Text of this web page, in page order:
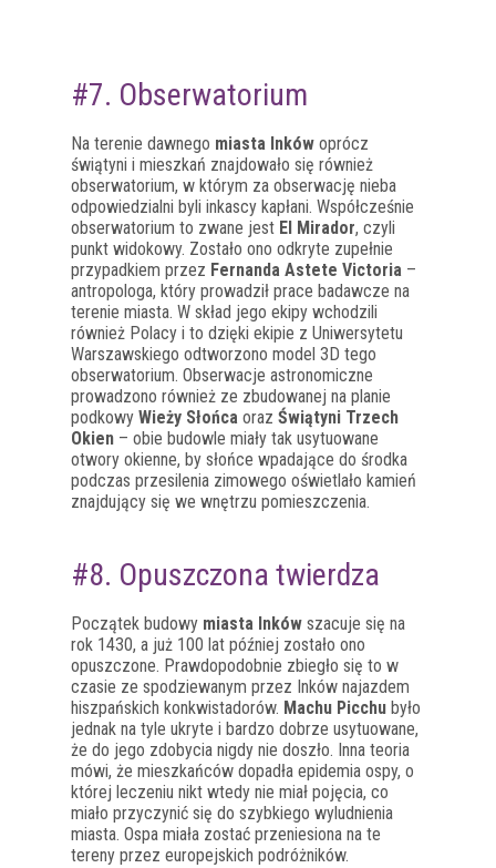
#7. Obserwatorium
Na terenie dawnego miasta Inków oprócz
świątyni i mieszkań znajdowało się również
obserwatorium, w którym za obserwację nieba
odpowiedzialni byli inkascy kapłani. Współcześnie
obserwatorium to zwane jest El Mirador, czyli
punkt widokowy. Zostało ono odkryte zupełnie
przypadkiem przez Fernanda Astete Victoria –
antropologa, który prowadził prace badawcze na
terenie miasta. W skład jego ekipy wchodzili
również Polacy i to dzięki ekipie z Uniwersytetu
Warszawskiego odtworzono model 3D tego
obserwatorium. Obserwacje astronomiczne
prowadzono również ze zbudowanej na planie
podkowy Wieży Słońca oraz Świątyni Trzech
Okien – obie budowle miały tak usytuowane
otwory okienne, by słońce wpadające do środka
podczas przesilenia zimowego oświetlało kamień
znajdujący się we wnętrzu pomieszczenia.
#8. Opuszczona twierdza
Początek budowy miasta Inków szacuje się na
rok 1430, a już 100 lat później zostało ono
opuszczone. Prawdopodobnie zbiegło się to w
czasie ze spodziewanym przez Inków najazdem
hiszpańskich konkwistadorów. Machu Picchu było
jednak na tyle ukryte i bardzo dobrze usytuowane,
że do jego zdobycia nigdy nie doszło. Inna teoria
mówi, że mieszkańców dopadła epidemia ospy, o
której leczeniu nikt wtedy nie miał pojęcia, co
miało przyczynić się do szybkiego wyludnienia
miasta. Ospa miała zostać przeniesiona na te
tereny przez europejskich podróżników.